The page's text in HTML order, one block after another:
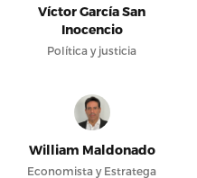
Víctor García San
Inocencio
Política y justicia
William Maldonado
Economista y Estratega